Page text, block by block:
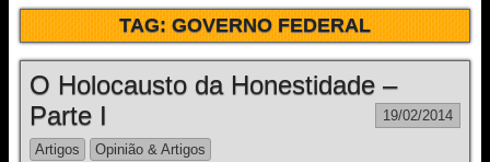
TAG:GOVERNO FEDERAL
O Holocausto da Honestidade –
Parte I
19/02/2014
Artigos
Opinião & Artigos